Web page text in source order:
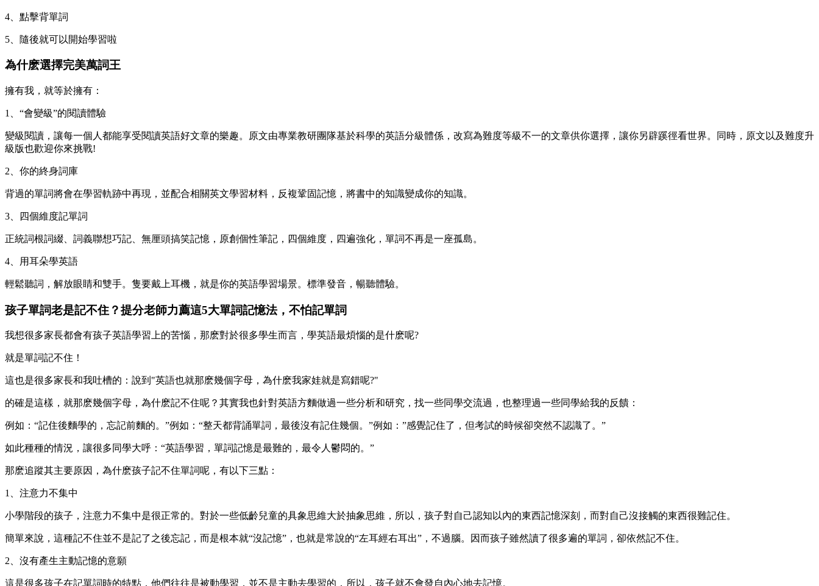
4、點擊背單詞
5、隨後就可以開始學習啦
為什麽選擇完美萬詞王
擁有我，就等於擁有：
1、“會變級”的閱讀體驗
變級閱讀，讓每一個人都能享受閱讀英語好文章的樂趣。原文由專業教研團隊基於科學的英語分級體係，改寫為難度等級不一的文章供你選擇，讓你另辟蹊徑看世界。同時，原文以及難度升
級版也歡迎你來挑戰!
2、你的終身詞庫
背過的單詞將會在學習軌跡中再現，並配合相關英文學習材料，反複鞏固記憶，將書中的知識變成你的知識。
3、四個維度記單詞
正統詞根詞綴、詞義聯想巧記、無厘頭搞笑記憶，原創個性筆記，四個維度，四遍強化，單詞不再是一座孤島。
4、用耳朵學英語
輕鬆聽詞，解放眼睛和雙手。隻要戴上耳機，就是你的英語學習場景。標準發音，暢聽體驗。
孩子單詞老是記不住？提分老師力薦這5大單詞記憶法，不怕記單詞
我想很多家長都會有孩子英語學習上的苦惱，那麽對於很多學生而言，學英語最煩惱的是什麽呢?
就是單詞記不住！
這也是很多家長和我吐槽的：說到"英語也就那麽幾個字母，為什麽我家娃就是寫錯呢?"
的確是這樣，就那麽幾個字母，為什麽記不住呢？其實我也針對英語方麵做過一些分析和研究，找一些同學交流過，也整理過一些同學給我的反饋：
例如：“記住後麵學的，忘記前麵的。”例如：“整天都背誦單詞，最後沒有記住幾個。”例如：”感覺記住了，但考試的時候卻突然不認識了。”
如此種種的情況，讓很多同學大呼：“英語學習，單詞記憶是最難的，最令人鬱悶的。”
那麽追蹤其主要原因，為什麽孩子記不住單詞呢，有以下三點：
1、注意力不集中
小學階段的孩子，注意力不集中是很正常的。對於一些低齡兒童的具象思維大於抽象思維，所以，孩子對自己認知以內的東西記憶深刻，而對自己沒接觸的東西很難記住。
簡單來說，這種記不住並不是記了之後忘記，而是根本就“沒記憶”，也就是常說的“左耳經右耳出”，不過腦。因而孩子雖然讀了很多遍的單詞，卻依然記不住。
2、沒有產生主動記憶的意願
這是很多孩子在記單詞時的特點，他們往往是被動學習，並不是主動去學習的，所以，孩子就不會發自內心地去記憶。